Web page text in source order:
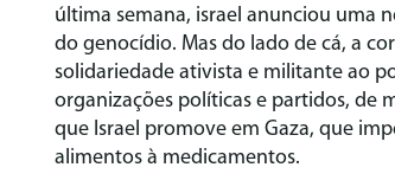
última semana, israel anunciou uma
do genocídio. Mas do lado de cá, a
solidariedade ativista e militante ao
organizações políticas e partidos, de
que Israel promove em Gaza, que
alimentos à medicamentos.